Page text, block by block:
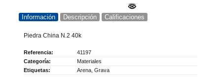
Información Descripción Calificaciones
Piedra China N.2 40k
Referencia:
41197
Categoría:
Materiales
Etiquetas:
Arena Grava